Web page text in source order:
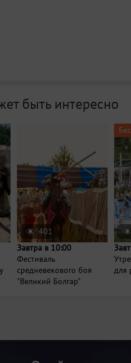
быть интересно
401
Завтра в 10:00
Фестиваль
средневекового боя
"Великий Болгар"
для